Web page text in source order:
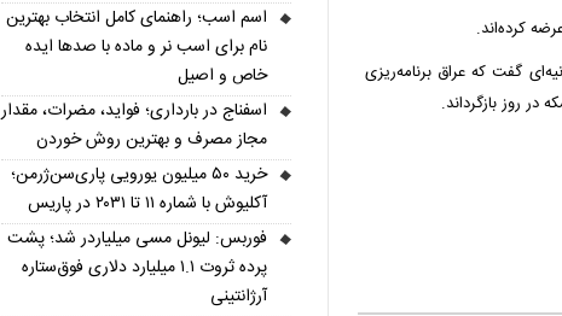
کرده‌اند.
گفت که عراق برنامه‌ریزی
اسم اسب؛ راهنمای کامل انتخاب بهترین
نام برای اسب نر و ماده با صدها ایده
خاص و اصیل
اسفناج در بارداری؛ فواید، مضرات، مقدار
مجاز مصرف و بهترین روش خوردن
خرید ۵۰ میلیون یورویی پاری‌سن‌ژرمن؛
آکلیوش با شماره ۱۱ تا ۲۰۳۱ در پاریس
فوربس: لیونل مسی میلیاردر شد؛ پشت
پرده ثروت ۱.۱ میلیارد دلاری فوق‌ستاره
آرژانتینی